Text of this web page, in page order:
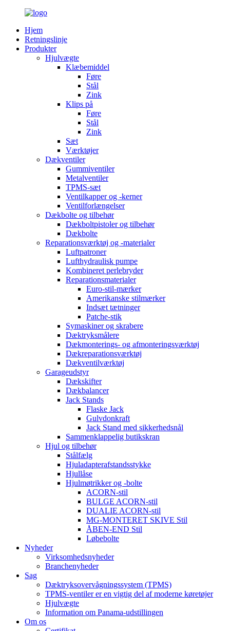
Hjem
Retningslinje
Produkter
Hjulvægte
Klæbemiddel
Føre
Stål
Zink
Klips på
Føre
Stål
Zink
Sæt
Værktøjer
Dækventiler
Gummiventiler
Metalventiler
TPMS-sæt
Ventilkapper og -kerner
Ventilforlængelser
Dækbolte og tilbehør
Dækboltpistoler og tilbehør
Dækbolte
Reparationsværktøj og -materialer
Luftpatroner
Lufthydraulisk pumpe
Kombineret perlebryder
Reparationsmaterialer
Euro-stil-mærker
Amerikanske stilmærker
Indsæt tætninger
Patche-stik
Symaskiner og skrabere
Dæktryksmålere
Dækmonterings- og afmonteringsværktøj
Dækreparationsværktøj
Dækventilværktøj
Garageudstyr
Dækskifter
Dækbalancer
Jack Stands
Flaske Jack
Gulvdonkraft
Jack Stand med sikkerhedsnål
Sammenklappelig butikskran
Hjul og tilbehør
Stålfælg
Hjuladapterafstandsstykke
Hjullåse
Hjulmøtrikker og -bolte
ACORN-stil
BULGE ACORN-stil
DUALIE ACORN-stil
MG-MONTERET SKIVE Stil
ÅBEN-END Stil
Løbebolte
Nyheder
Virksomhedsnyheder
Branchenyheder
Sag
Dæktryksovervågningssystem (TPMS)
TPMS-ventiler er en vigtig del af moderne køretøjer
Hjulvægte
Information om Panama-udstillingen
Om os